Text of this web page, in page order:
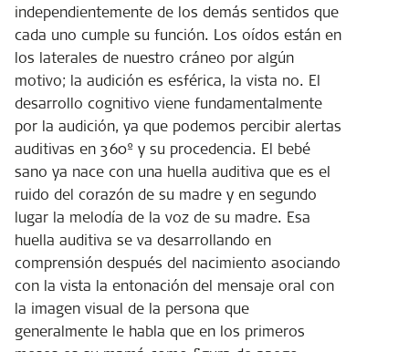
independientemente de los demás sentidos que
cada uno cumple su función. Los oídos están en
los laterales de nuestro cráneo por algún
motivo; la audición es esférica, la vista no. El
desarrollo cognitivo viene fundamentalmente
por la audición, ya que podemos percibir alertas
auditivas en 360º y su procedencia. El bebé
sano ya nace con una huella auditiva que es el
ruido del corazón de su madre y en segundo
lugar la melodía de la voz de su madre. Esa
huella auditiva se va desarrollando en
comprensión después del nacimiento asociando
con la vista la entonación del mensaje oral con
la imagen visual de la persona que
generalmente le habla que en los primeros